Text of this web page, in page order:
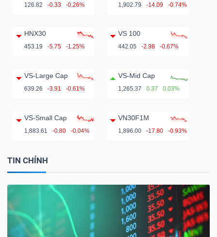
126.82 -0.33 -0.26% 1,902.79 -14.09 -0.74%
HNX30
453.19 -5.75 -1.25%
VS 100
442.05 -2.98 -0.67%
VS-Large Cap
639.26 -3.91 -0.61%
VS-Mid Cap
1,265.37 0.37 0.03%
VS-Small Cap
1,883.61 -0.80 -0.04%
VN30F1M
1,896.00 -17.80 -0.93%
TIN CHÍNH